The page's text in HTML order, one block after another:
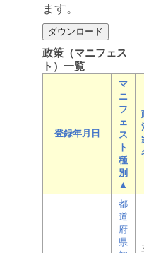
ます。
政策（マニフェス
ト）一覧
登録年月日
マ
ニ
フ
ェ
ス
ト
種
別
▲
都
道
府
県